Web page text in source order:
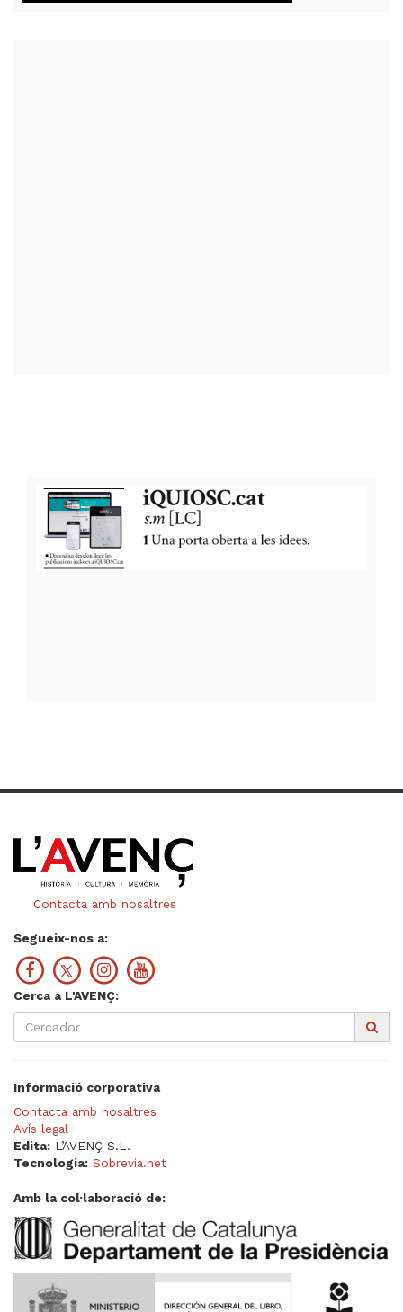
Contacta amb nosaltres
Segueix-nos a:
Cerca a L'AVENÇ:
Informació corporativa
Contacta amb nosaltres
Avís legal
Edita: L’AVENÇ S.L.
Tecnologia: Sobrevia.net
Amb la col·laboració de: